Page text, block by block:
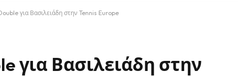
για Βασιλειάδη στην Tennis Europe
για Βασιλειάδη στην